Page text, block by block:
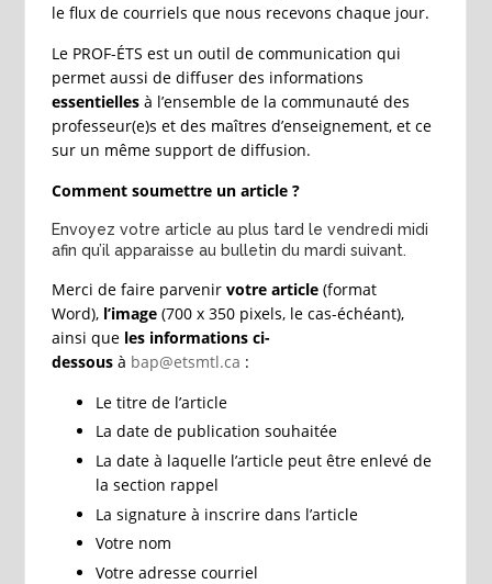
le flux de courriels que nous recevons chaque jour.
Le PROF-ÉTS est un outil de communication qui
permet aussi de diffuser des informations
essentiellesà l’ensemble de la communauté des
professeur(e)s et des maîtres d’enseignement, et ce
sur un même support de diffusion.
Comment soumettre un article ?
Envoyez votre article au plus tard le vendredi midi
afin qu’il apparaisse au bulletin du mardi suivant.
Merci de faire parvenir votre article(format
Word), l’image(700 x 350 pixels, le cas-échéant),
ainsi que les informations ci-
dessousà bap@etsmtl.ca :
Le titre de l’article
La date de publication souhaitée
La date à laquelle l’article peut être enlevé de
la section rappel
La signature à inscrire dans l’article
Votre nom
Votre adresse courriel